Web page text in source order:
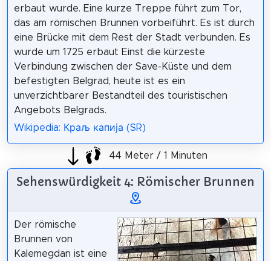
erbaut wurde. Eine kurze Treppe führt zum Tor,
das am römischen Brunnen vorbeiführt. Es ist durch
eine Brücke mit dem Rest der Stadt verbunden. Es
wurde um 1725 erbaut Einst die kürzeste
Verbindung zwischen der Save-Küste und dem
befestigten Belgrad, heute ist es ein
unverzichtbarer Bestandteil des touristischen
Angebots Belgrads.
Wikipedia: Краљ капија (SR)
44 Meter / 1 Minuten
Sehenswürdigkeit 4: Römischer Brunnen
Der römische
Brunnen von
Kalemegdan ist eine